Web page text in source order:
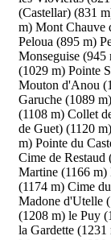
(Castellar) (831
m) Mont Chauve
Peloua (895 m)
Monseguise (945
(1029 m) Pointe
Mouton d'Anou
Garuche (1089 m)
(1108 m) Collet
de Guet) (1120 m)
m) Pointe du
Cime de Restaud
Martine (1166 m)
(1174 m) Cime
Madone d'Utelle
(1208 m) le Puy
la Gardette (1231